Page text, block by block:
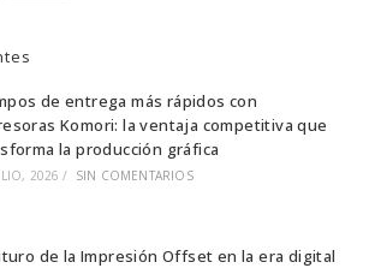
una
nueva
pestaña
de entrega más rápidos con
Komori: la ventaja competitiva que
la producción gráfica
2026 / SIN COMENTARIOS
de la Impresión Offset en la era digital